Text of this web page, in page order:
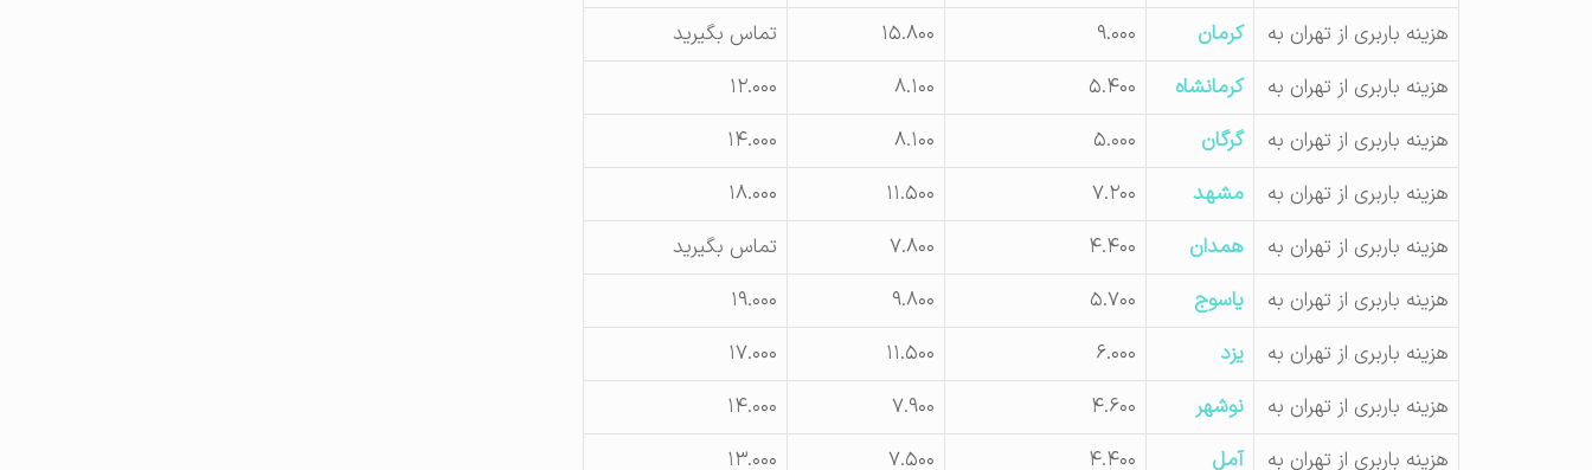
هزینه باربری از تهران به
کرمان ۹.۰۰۰ ۱۵.۸۰۰
تماس بگیرید
هزینه باربری از تهران به
کرمانشاه ۵.۴۰۰ ۸.۱۰۰
۱۲.۰۰۰
هزینه باربری از تهران به
گرگان ۵.۰۰۰ ۸.۱۰۰
۱۴.۰۰۰
هزینه باربری از تهران به
مشهد ۷.۲۰۰ ۱۱.۵۰۰
۱۸.۰۰۰
هزینه باربری از تهران به
همدان ۴.۴۰۰ ۷.۸۰۰
تماس بگیرید
هزینه باربری از تهران به
یاسوج ۵.۷۰۰ ۹.۸۰۰
۱۹.۰۰۰
هزینه باربری از تهران به
یزد ۶.۰۰۰ ۱۱.۵۰۰
۱۷.۰۰۰
هزینه باربری از تهران به
نوشهر ۴.۶۰۰ ۷.۹۰۰
۱۴.۰۰۰
هزینه باربری از تهران به
آمل ۴.۴۰۰ ۷.۵۰۰
۱۳.۰۰۰